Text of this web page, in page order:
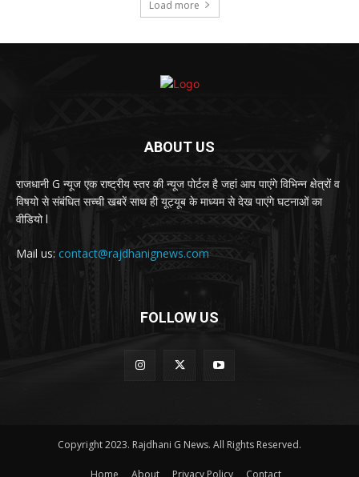
Load more
ABOUT US
राजधानी G न्यूज एक राष्ट्रीय स्तर की न्यूज पोर्टल है जहां आप पाएंगे विभिन्न क्षेत्रों व
विषयो से संबंधित सच्ची खबरें साथ ही यूट्यूब के माध्यम से देख पाएंगे घटनाओं का
वीडियो l
Mail us: contact@rajdhanignews.com
FOLLOW US
Copyright 2023. Rajdhani G News. All Rights Reserved.
Home About Privacy Policy Contact